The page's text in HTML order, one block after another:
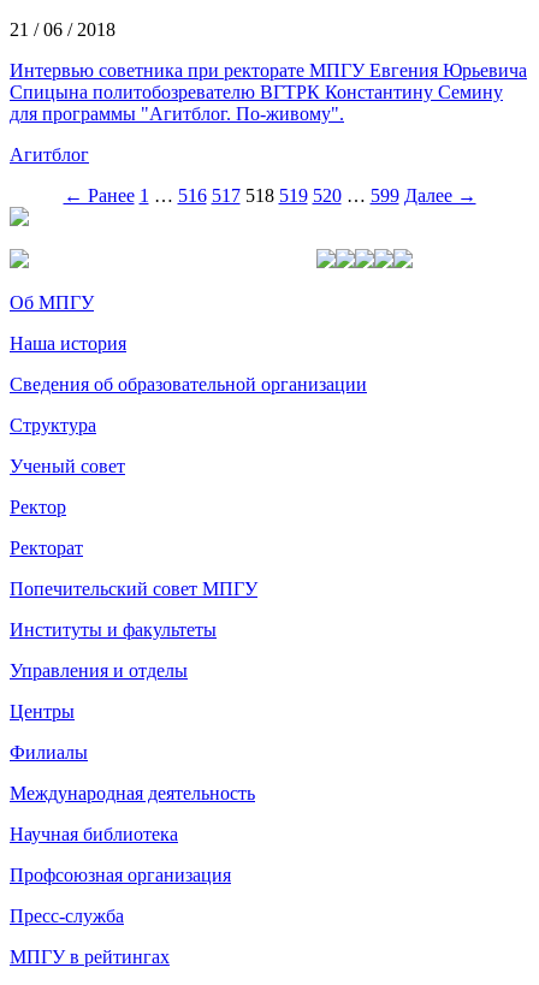
21 / 06 / 2018
Интервью советника при ректорате МПГУ Евгения Юрьевича
Спицына политобозревателю ВГТРК Константину Семину
для программы "Агитблог. По-живому".
Агитблог
← Ранее 1 … 516 517 518 519 520 … 599 Далее →
Об МПГУ
Наша история
Сведения об образовательной организации
Структура
Ученый совет
Ректор
Ректорат
Попечительский совет МПГУ
Институты и факультеты
Управления и отделы
Центры
Филиалы
Международная деятельность
Научная библиотека
Профсоюзная организация
Пресс-служба
МПГУ в рейтингах